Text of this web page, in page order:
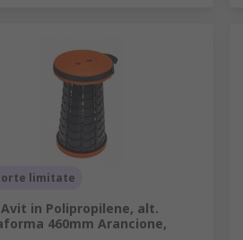
limitate
Avit in Polipropilene, alt.
460mm Arancione,